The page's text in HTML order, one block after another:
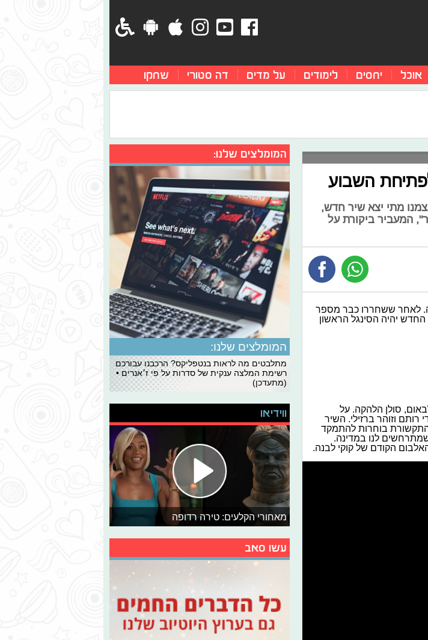
אוכל יחסים לימודים על מדים דה סטורי שחקו
השבוע
מתי יצא שיר חדש,
המעביר ביקורת על
לאחר ששחררו כבר מספר
יהיה הסינגל הראשון
סולן הלהקה. על
וזוהר ברזילי. השיר
בוחרות להתמקד
לנו במדינה.
הקודם של קוקי לבנה.
המומלצים שלנו:
המומלצים שלנו:
מתלבטים מה לראות בנטפליקס? הרכבנו עבורכם
רשימת המלצה ענקית של סדרות על פי ז׳אנרים •
(מתעדכן)
ווידיאו
מאחורי הקלעים: טירה רדופה
עשו סאב